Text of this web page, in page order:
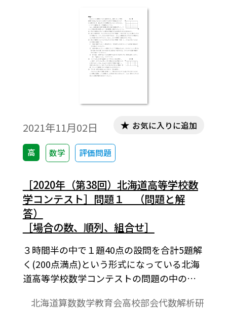
2021年11月02日
高 数学 評価問題
お気に入りに追加
［2020年（第38回）北海道高等学校数
学コンテスト］問題１ （問題と解
答）
［場合の数、順列、組合せ］
３時間半の中で１題40点の設問を合計5題解
く(200点満点)という形式になっている北海
道高等学校数学コンテストの問題の中の１
北海道算数数学教育会高校部会代数解析研